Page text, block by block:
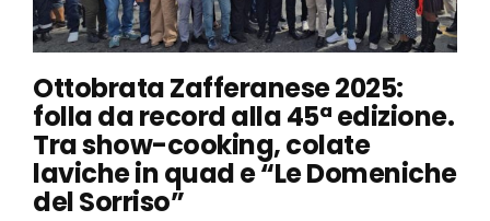
Ottobrata Zafferanese 2025:
folla da record alla 45ª edizione.
Tra show-cooking, colate
laviche in quad e “Le Domeniche
del Sorriso”